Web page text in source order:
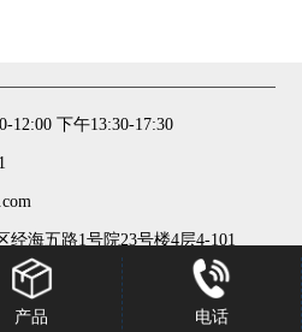
12:00 下午13:30-17:30
经海五路1号院23号楼4层4-101
产品 电话